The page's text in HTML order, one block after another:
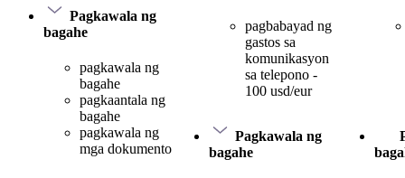
Pagkawala ng
bagahe
pagkawala ng
bagahe
pagkaantala ng
bagahe
pagkawala ng
mga dokumento
pagbabayad ng
gastos sa
komunikasyon
sa telepono -
100 usd/eur
Pagkawala ng
bagahe